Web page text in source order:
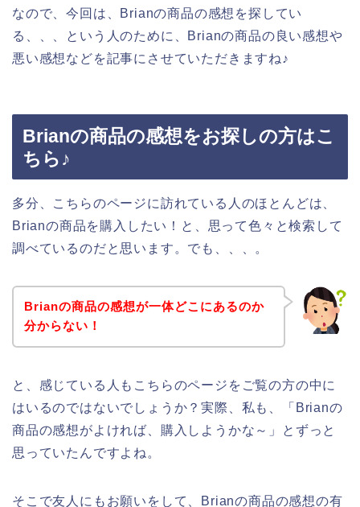
なので、今回は、Brianの商品の感想を探してい
る、、、という人のために、Brianの商品の良い感想や
悪い感想などを記事にさせていただきますね♪
Brianの商品の感想をお探しの方はこ
ちら♪
多分、こちらのページに訪れている人のほとんどは、
Brianの商品を購入したい！と、思って色々と検索して
調べているのだと思います。でも、、、。
Brianの商品の感想が一体どこにあるのか
分からない！
と、感じている人もこちらのページをご覧の方の中に
はいるのではないでしょうか？実際、私も、「Brianの
商品の感想がよければ、購入しようかな～」とずっと
思っていたんですよね。
そこで友人にもお願いをして、Brianの商品の感想の有